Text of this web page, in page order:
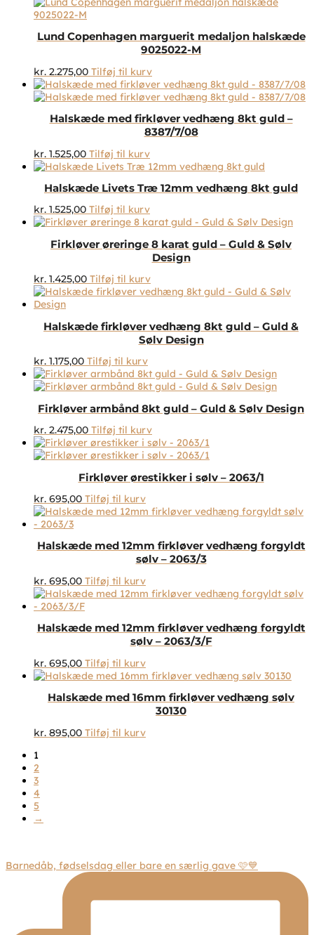
på
Lund Copenhagen marguerit medaljon halskæde
9025022-M
kr. 2.275,00 Tilføj til kurv
Halskæde med firkløver vedhæng 8kt guld –
8387/7/08
kr. 1.525,00 Tilføj til kurv
Halskæde Livets Træ 12mm vedhæng 8kt guld
kr. 1.525,00 Tilføj til kurv
Firkløver øreringe 8 karat guld – Guld & Sølv
Design
kr. 1.425,00 Tilføj til kurv
Halskæde firkløver vedhæng 8kt guld – Guld &
Sølv Design
kr. 1.175,00 Tilføj til kurv
Firkløver armbånd 8kt guld – Guld & Sølv Design
kr. 2.475,00 Tilføj til kurv
Firkløver ørestikker i sølv – 2063/1
kr. 695,00 Tilføj til kurv
Halskæde med 12mm firkløver vedhæng forgyldt
sølv – 2063/3
kr. 695,00 Tilføj til kurv
Halskæde med 12mm firkløver vedhæng forgyldt
sølv – 2063/3/F
kr. 695,00 Tilføj til kurv
Halskæde med 16mm firkløver vedhæng sølv
30130
kr. 895,00 Tilføj til kurv
1
2
3
4
5
→
Barnedåb, fødselsdag eller bare en særlig gave 🩷💙